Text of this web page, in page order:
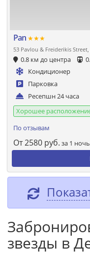
Pan ★★★
53 Pavlou & Freiderikis
0.8 км до центра
Кондиционер
Парковка
Ресепшн 24 часа
Хорошее
По отзывам
От2580 руб. за 1 ночь
звезды в